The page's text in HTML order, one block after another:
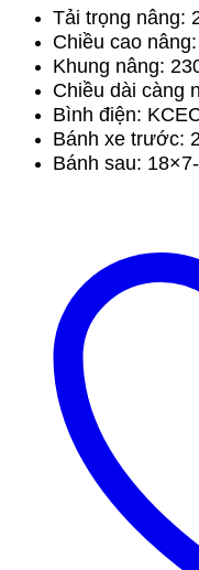
Tải trọng nâng:
Chiều cao
Khung nâng:
Chiều dài càng
Bình điện:
Bánh xe trước:
Bánh sau: